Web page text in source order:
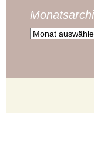
Monatsarchive